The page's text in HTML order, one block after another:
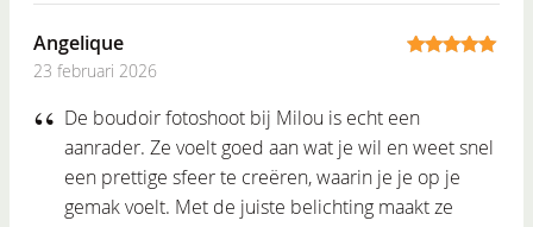
Angelique
23 februari 2026
De boudoir fotoshoot bij Milou is echt een
aanrader. Ze voelt goed aan wat je wil en weet snel
een prettige sfeer te creëren, waarin je je op je
gemak voelt. Met de juiste belichting maakt ze